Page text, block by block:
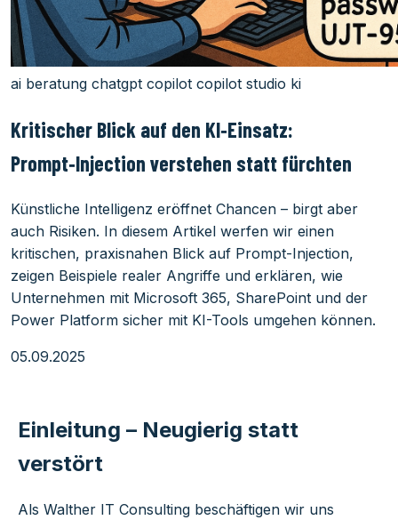
ai beratung chatgpt copilot copilot studio ki
Kritischer Blick auf den KI‑Einsatz:
Prompt‑Injection verstehen statt fürchten
Künstliche Intelligenz eröffnet Chancen – birgt aber
auch Risiken. In diesem Artikel werfen wir einen
kritischen, praxisnahen Blick auf Prompt-Injection,
zeigen Beispiele realer Angriffe und erklären, wie
Unternehmen mit Microsoft 365, SharePoint und der
Power Platform sicher mit KI-Tools umgehen können.
05.09.2025
Einleitung – Neugierig statt
verstört
Als Walther IT Consulting beschäftigen wir uns